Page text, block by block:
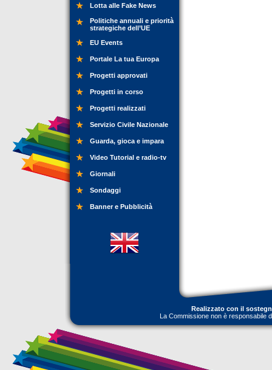
Lotta alle Fake News
Politiche annuali e priorità
strategiche dell’UE
EU Events
Portale La tua Europa
Progetti approvati
Progetti in corso
Progetti realizzati
Servizio Civile Nazionale
Guarda, gioca e impara
Video Tutorial e radio-tv
Giornali
Sondaggi
Banner e Pubblicità
Realizzato con il
La Commissione non è responsabile